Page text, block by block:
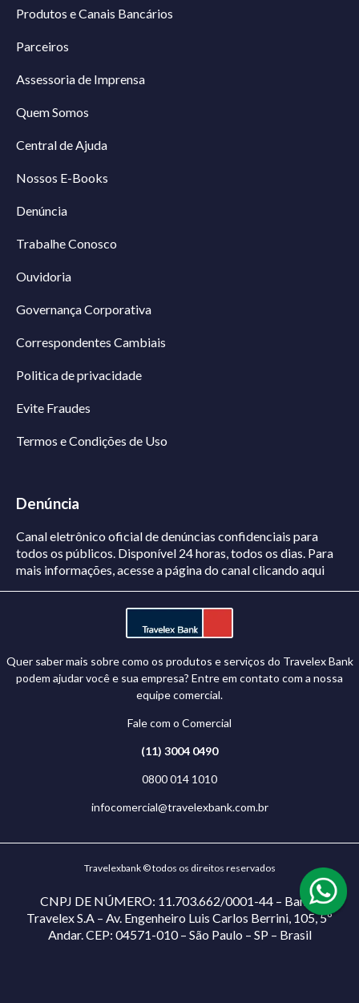
Produtos e Canais Bancários
Parceiros
Assessoria de Imprensa
Quem Somos
Central de Ajuda
Nossos E-Books
Denúncia
Trabalhe Conosco
Ouvidoria
Governança Corporativa
Correspondentes Cambiais
Politica de privacidade
Evite Fraudes
Termos e Condições de Uso
Denúncia
Canal eletrônico oficial de denúncias confidenciais para
todos os públicos. Disponível 24 horas, todos os dias. Para
mais informações, acesse a página do canalclicando aqui
Quer saber mais sobre como os produtos e serviços do Travelex Bank
podem ajudar você e sua empresa? Entre em contato com a nossa
equipe comercial.
Fale com o Comercial
(11) 3004 0490
0800 014 1010
infocomercial@travelexbank.com.br
Travelexbank © todos os direitos reservados
CNPJ DE NÚMERO: 11.703.662/0001-44 – Banco
Travelex S.A – Av. Engenheiro Luis Carlos Berrini, 105, 5º
Andar. CEP: 04571-010 – São Paulo – SP – Brasil